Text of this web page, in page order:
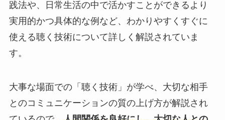
践法や、日常生活の中で活かすことができるより
実用的かつ具体的な例など、わかりやすくすぐに
使える聴く技術について詳しく解説されていま
す。
大事な場面での「聴く技術」が学べ、大切な相手
とのコミュニケーションの質の上げ方が解説され